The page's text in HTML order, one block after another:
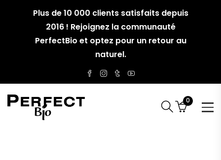
Plus de 10 000 clients satisfaits depuis
2016 ! Rejoignez la communauté
PerfectBio et optez pour un retour au
naturel.
0